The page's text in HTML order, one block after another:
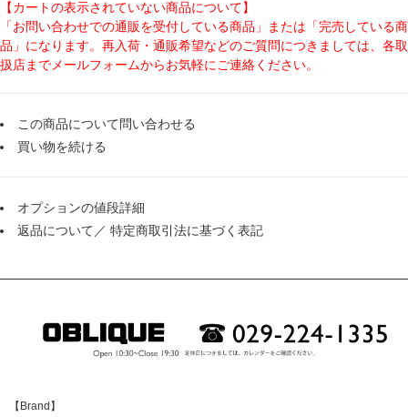
【カートの表示されていない商品について】
「お問い合わせでの通販を受付している商品」または「完売している商
品」になります。再入荷・通販希望などのご質問につきましては、各取
扱店までメールフォームからお気軽にご連絡ください。
この商品について問い合わせる
買い物を続ける
オプションの値段詳細
返品について ／ 特定商取引法に基づく表記
【Brand】